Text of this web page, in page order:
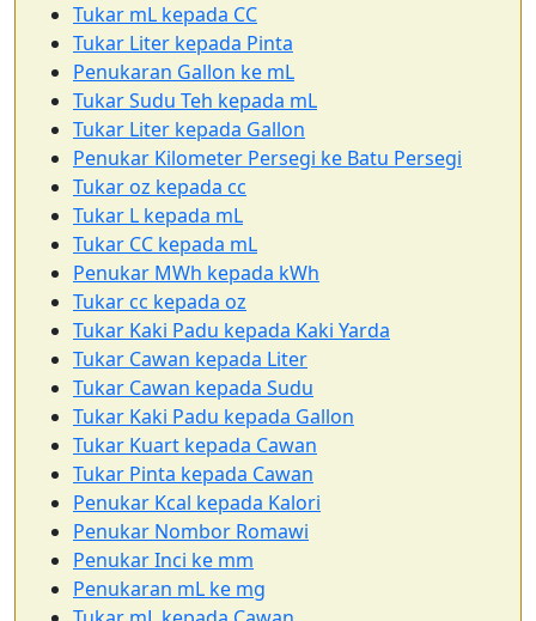
Tukar mL kepada CC
Tukar Liter kepada Pinta
Penukaran Gallon ke mL
Tukar Sudu Teh kepada mL
Tukar Liter kepada Gallon
Penukar Kilometer Persegi ke Batu Persegi
Tukar oz kepada cc
Tukar L kepada mL
Tukar CC kepada mL
Penukar MWh kepada kWh
Tukar cc kepada oz
Tukar Kaki Padu kepada Kaki Yarda
Tukar Cawan kepada Liter
Tukar Cawan kepada Sudu
Tukar Kaki Padu kepada Gallon
Tukar Kuart kepada Cawan
Tukar Pinta kepada Cawan
Penukar Kcal kepada Kalori
Penukar Nombor Romawi
Penukar Inci ke mm
Penukaran mL ke mg